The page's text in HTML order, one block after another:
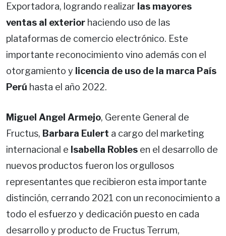
Exportadora, logrando realizar las mayores
ventas al exterior haciendo uso de las
plataformas de comercio electrónico. Este
importante reconocimiento vino además con el
otorgamiento y licencia de uso de la marca País
Perú hasta el año 2022.
Miguel Angel Armejo, Gerente General de
Fructus, Barbara Eulert a cargo del marketing
internacional e Isabella Robles en el desarrollo de
nuevos productos fueron los orgullosos
representantes que recibieron esta importante
distinción, cerrando 2021 con un reconocimiento a
todo el esfuerzo y dedicación puesto en cada
desarrollo y producto de Fructus Terrum,